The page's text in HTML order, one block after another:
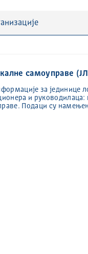
самоуправе
за јединице
и
Подаци су